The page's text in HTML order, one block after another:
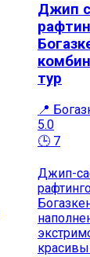
Джип
тур
📍
5.0
🕒 7
Джип-